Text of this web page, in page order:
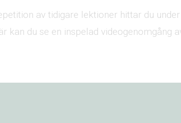
av tidigare lektioner hittar du
kan du se en inspelad videogenomgång